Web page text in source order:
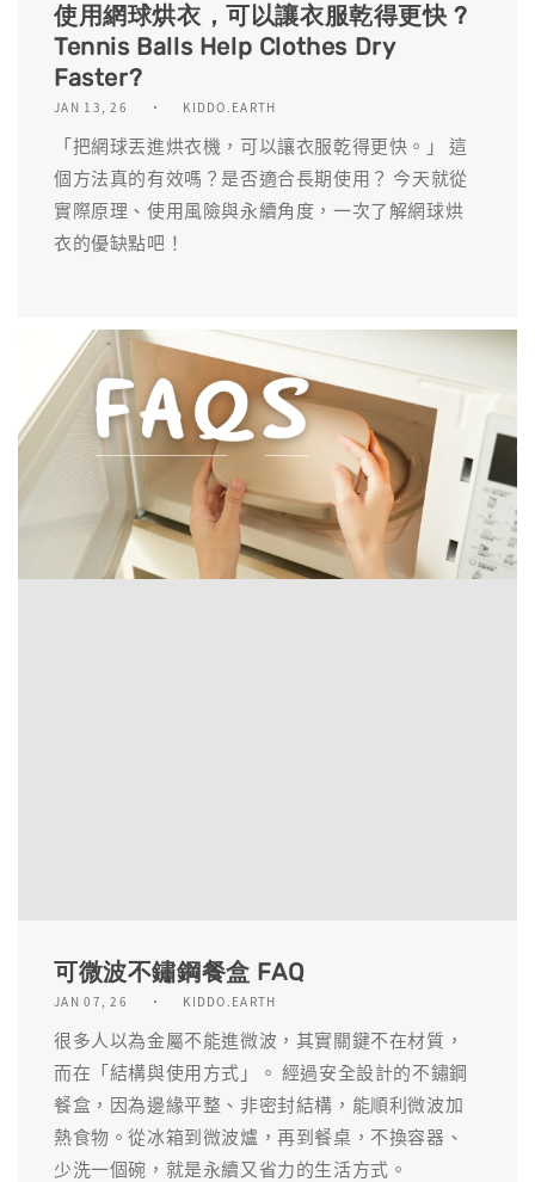
使用網球烘衣，可以讓衣服乾得更快 ?
Tennis Balls Help Clothes Dry
Faster?
JAN 13, 26 KIDDO.EARTH
「把網球丟進烘衣機，可以讓衣服乾得更快。」 這
個方法真的有效嗎？是否適合長期使用？ 今天就從
實際原理、使用風險與永續角度，一次了解網球烘
衣的優缺點吧！
可微波不鏽鋼餐盒 FAQ
JAN 07, 26 KIDDO.EARTH
很多人以為金屬不能進微波，其實關鍵不在材質，
而在「結構與使用方式」。 經過安全設計的不鏽鋼
餐盒，因為邊緣平整、非密封結構，能順利微波加
熱食物。從冰箱到微波爐，再到餐桌，不換容器、
少洗一個碗，就是永續又省力的生活方式。